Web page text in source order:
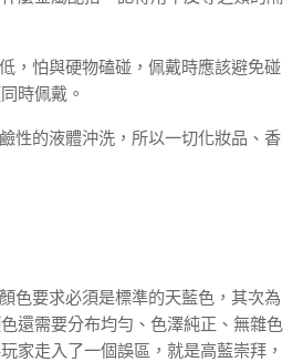
，怕與硬物磕碰，佩戴時應該避免碰
時佩戴。
性的液體沖洗，所以一切化妝品、香
色要求必須是標準的天藍色，其次為
還需要分布均勻、色澤純正、無雜色
家走入了一個誤區，就是高藍崇拜，